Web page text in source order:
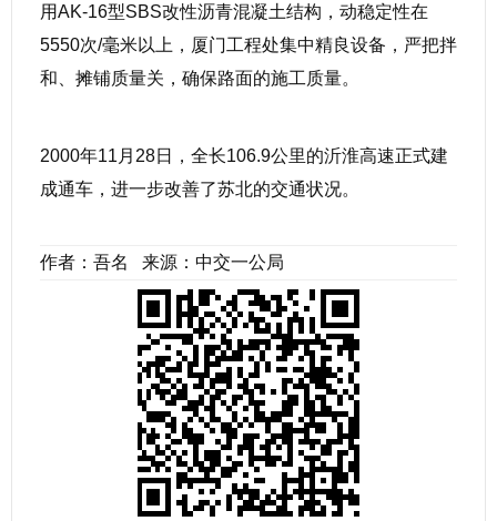
用AK-16型SBS改性沥青混凝土结构，动稳定性在
5550次/毫米以上，厦门工程处集中精良设备，严把拌
和、摊铺质量关，确保路面的施工质量。
2000年11月28日，全长106.9公里的沂淮高速正式建
成通车，进一步改善了苏北的交通状况。
作者：吾名 来源：中交一公局